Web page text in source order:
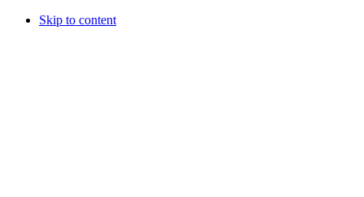
Skip to content